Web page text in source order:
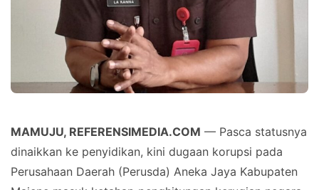
MAMUJU, REFERENSIMEDIA.COM — Pasca statusnya
dinaikkan ke penyidikan, kini dugaan korupsi pada
Perusahaan Daerah (Perusda) Aneka Jaya Kabupaten